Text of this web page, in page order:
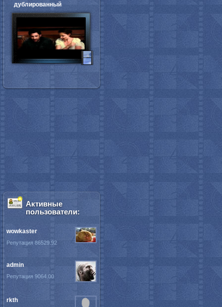
дублированный
Активные
пользователи:
wowkaster
Репутация 86529.92
admin
Репутация 9064.00
rkth